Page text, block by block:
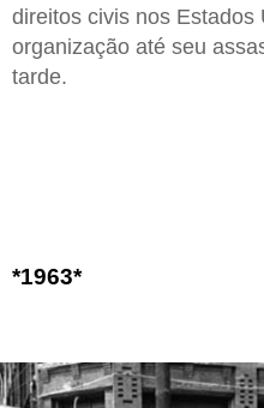
direitos civis nos Estados
organização até seu
tarde.
*1963*